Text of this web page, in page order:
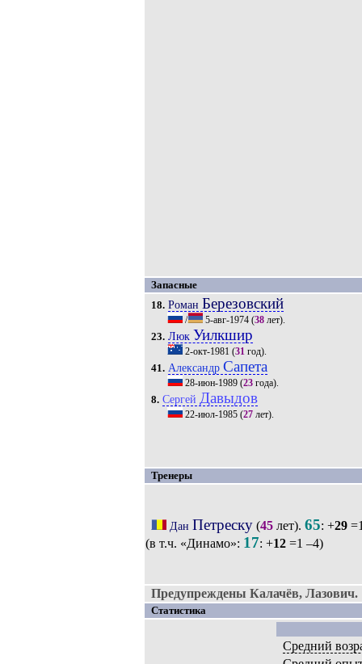
Запасные
18. Роман Березовский
/ 5-авг-1974(38лет).
23. Люк Уилкшир
2-окт-1981 (31год).
41. Александр Сапета
28-июн-1989(23года).
8. Сергей Давыдов
22-июл-1985(27лет).
Тренеры
Дан Петреску(45лет). 65: +29
(в т.ч. «Динамо»: 17: +12 =1 –4)
Предупреждены Калачёв, Лазович.
Статистика
Средний